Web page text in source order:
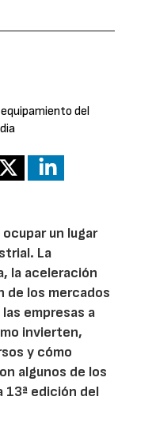
del
un lugar
La
la aceleración
de los mercados
empresas a
invierten,
y cómo
algunos de los
13ª edición del